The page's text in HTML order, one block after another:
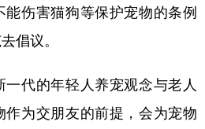
伤害猫狗等保护宠物的条例
倡议。
代的年轻人养宠观念与老人
为交朋友的前提，会为宠物